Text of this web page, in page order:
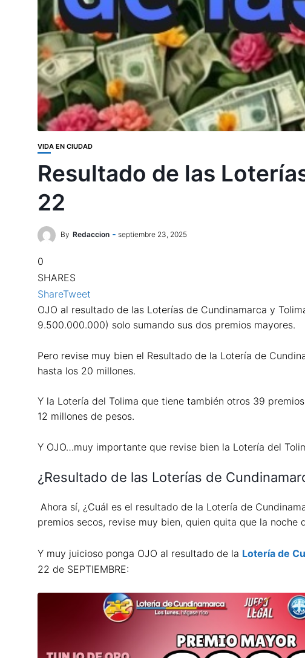
VIDA EN CIUDAD
Resultado de las
22
By Redaccion septiembre 23, 2025
0
SHARES
ShareTweet
OJO al resultado de las Loterías de Cundinamarca y
9.500.000.000) solo sumando sus dos premios mayores.
Pero revise muy bien el Resultado de la Lotería de
hasta los 20 millones.
Y la Lotería del Tolima que tiene también otros 39
12 millones de pesos.
Y OJO…muy importante que revise bien la Lotería del
¿Resultado de las Loterías de
Ahora sí, ¿Cuál es el resultado de la Lotería de
premios secos, revise muy bien, quien quita que la noche
Y muy juicioso ponga OJO al resultado de la Lotería de
22 de SEPTIEMBRE: